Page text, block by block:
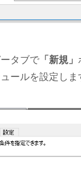
ータブで 「新規」
ールを設定しま